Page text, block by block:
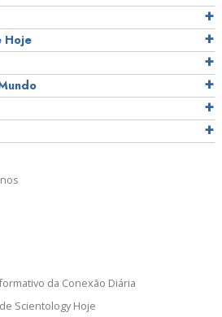
Hoje
da Conexão Diária
Scientology Hoje